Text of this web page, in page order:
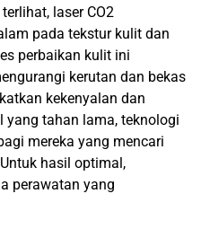
laser CO2
pada tekstur kulit dan
perbaikan kulit ini
kerutan dan bekas
kekenyalan dan
yang tahan lama, teknologi
mereka yang mencari
hasil optimal,
perawatan yang